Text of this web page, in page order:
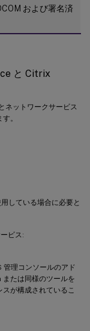
および署名済
と Citrix
ネットワークサービス
。
している場合に必要と
ビス:
管理コンソールのアド
たは同様のツールを
が構成されているこ